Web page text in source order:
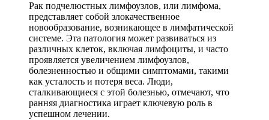
Рак подчелюстных лимфоузлов, или лимфома,
представляет собой злокачественное
новообразование, возникающее в лимфатической
системе. Эта патология может развиваться из
различных клеток, включая лимфоциты, и часто
проявляется увеличением лимфоузлов,
болезненностью и общими симптомами, такими
как усталость и потеря веса. Люди,
сталкивающиеся с этой болезнью, отмечают, что
ранняя диагностика играет ключевую роль в
успешном лечении.